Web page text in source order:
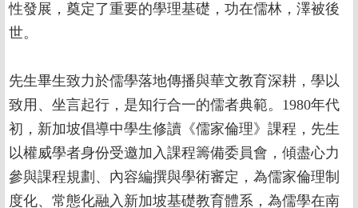
性發展，奠定了重要的學理基礎，功在儒林，澤被後
世。
先生畢生致力於儒學落地傳播與華文教育深耕，學以
致用、坐言起行，是知行合一的儒者典範。1980年代
初，新加坡倡導中學生修讀《儒家倫理》課程，先生
以權威學者身份受邀加入課程籌備委員會，傾盡心力
參與課程規劃、內容編撰與學術審定，為儒家倫理制
度化、常態化融入新加坡基礎教育體系，為儒學在南